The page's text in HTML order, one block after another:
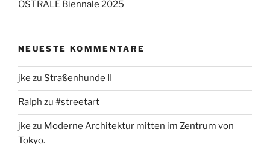
OSTRALE Biennale 2025
NEUESTE KOMMENTARE
jke zu Straßenhunde II
Ralph zu #streetart
jke zu Moderne Architektur mitten im Zentrum von
Tokyo.